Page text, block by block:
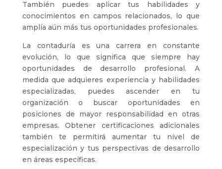
También puedes aplicar tus habilidades y
conocimientos en campos relacionados, lo que
amplía aún más tus oportunidades profesionales.
La contaduría es una carrera en constante
evolución, lo que significa que siempre hay
oportunidades de desarrollo profesional. A
medida que adquieres experiencia y habilidades
especializadas, puedes ascender en tu
organización o buscar oportunidades en
posiciones de mayor responsabilidad en otras
empresas. Obtener certificaciones adicionales
también te permitirá aumentar tu nivel de
especialización y tus perspectivas de desarrollo
en áreas específicas.